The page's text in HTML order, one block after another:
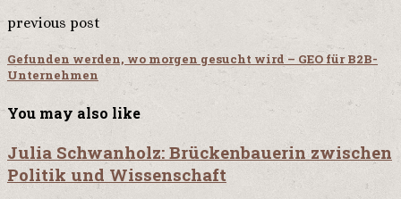
previous post
Gefunden werden, wo morgen gesucht wird – GEO für B2B-
Unternehmen
You may also like
Julia Schwanholz: Brückenbauerin zwischen
Politik und Wissenschaft